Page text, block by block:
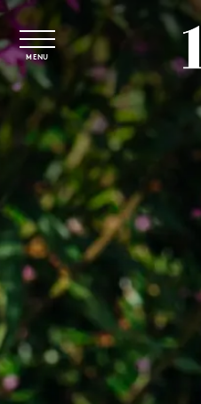
Vai al contenuto principale
MENU